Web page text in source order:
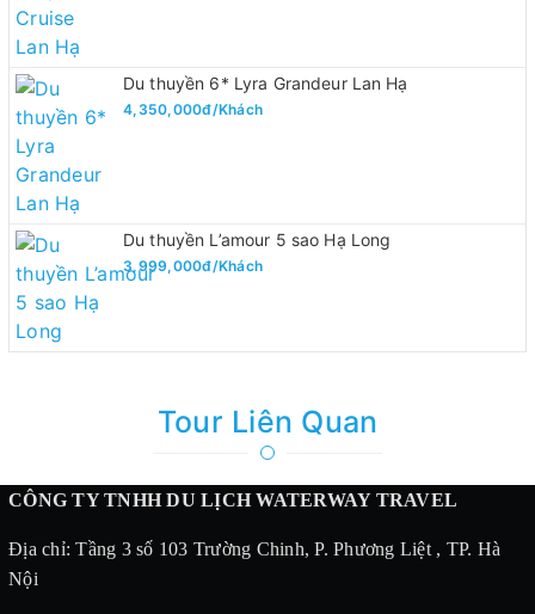
Du thuyền 6* Lyra Grandeur Lan Hạ
4,350,000đ/Khách
Du thuyền L’amour 5 sao Hạ Long
3,999,000đ/Khách
Tour Liên Quan
CÔNG TY TNHH DU LỊCH WATERWAY TRAVEL
Địa chỉ: Tầng 3 số 103 Trường Chinh, P. Phương Liệt , TP. Hà
Nội